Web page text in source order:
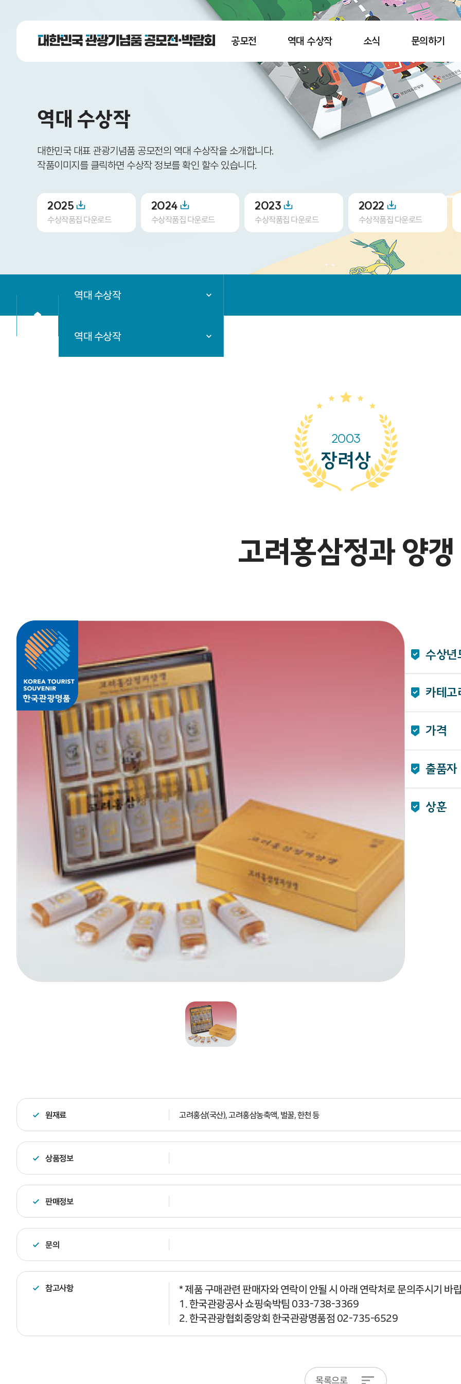
공모전 역대 수상작 소식 문의하기
역대 수상작
대한민국 대표 관광기념품 공모전의 역대 수상작을 소개합니다.
작품이미지를 클릭하면 수상작 정보를 확인 할수 있습니다.
2025
수상작품집 다운로드
2024
수상작품집 다운로드
2023
수상작품집 다운로드
2022
수상작품집 다운로드
역대 수상작
역대 수상작
2003
장려상
고려홍삼정과 양갱
수상년
카테고
가격
출품자
상훈
원재료 고려홍삼(국산), 고려홍삼농축액, 벌꿀, 한천 등
상품정보
판매정보
문의
참고사항
* 제품 구매관련 판매자와 연락이 안될 시 아래 연락처로 문의주시기 바
1. 한국관광공사 쇼핑숙박팀 033-738-3369
2. 한국관광협회중앙회 한국관광명품점 02-735-6529
목록으로